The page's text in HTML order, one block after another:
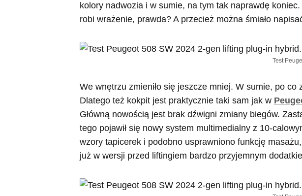
kolory nadwozia i w sumie, na tym tak naprawdę
robi wrażenie, prawda? A przecież można śmiało
Test
We wnętrzu zmieniło się jeszcze mniej. W sumie, po co
Dlatego też kokpit jest praktycznie taki sam jak w
Główną nowością jest brak dźwigni zmiany biegów.
tego pojawił się nowy system multimedialny z 10-
wzory tapicerek i podobno usprawniono funkcję
już w wersji przed liftingiem bardzo przyjemnym